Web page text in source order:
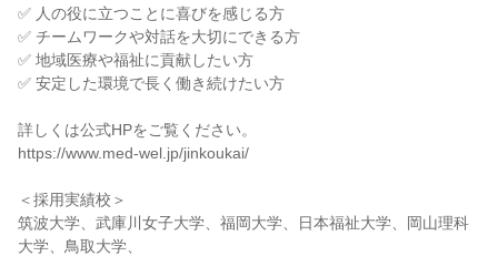
✅ 人の役に立つことに喜びを感じる方
✅ チームワークや対話を大切にできる方
✅ 地域医療や福祉に貢献したい方
✅ 安定した環境で長く働き続けたい方
詳しくは公式HPをご覧ください。
https://www.med-wel.jp/jinkoukai/
＜採用実績校＞
筑波大学、武庫川女子大学、福岡大学、日本福祉大学、岡山理科
大学、鳥取大学、